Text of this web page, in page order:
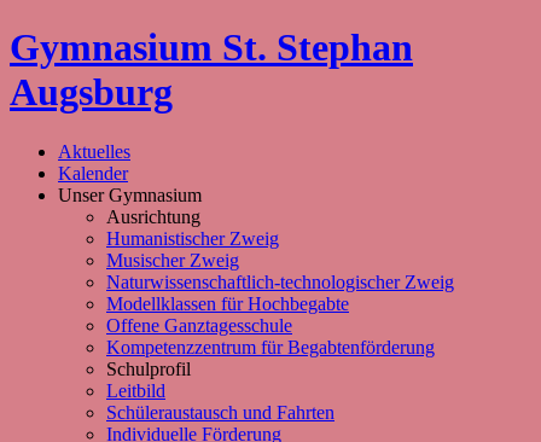
Gymnasium St. Stephan
Augsburg
Aktuelles
Kalender
Unser Gymnasium
Ausrichtung
Humanistischer Zweig
Musischer Zweig
Naturwissenschaftlich-technologischer Zweig
Modellklassen für Hochbegabte
Offene Ganztagesschule
Kompetenzzentrum für Begabtenförderung
Schulprofil
Leitbild
Schüleraustausch und Fahrten
Individuelle Förderung